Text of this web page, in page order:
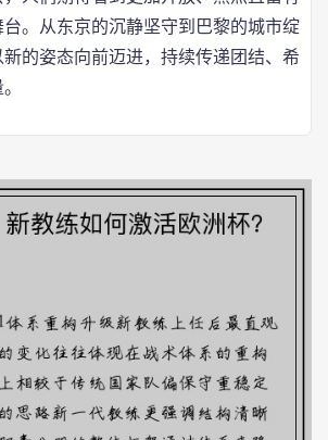
。从东京的沉静坚守到巴黎的城市绽
的姿态向前迈进，持续传递团结、希